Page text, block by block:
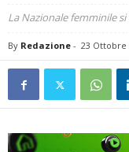
La Nazionale femminile
By Redazione - 23 Ottobre